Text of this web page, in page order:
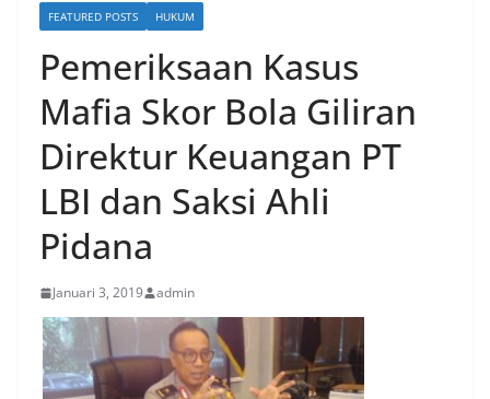
FEATURED POSTS HUKUM
Pemeriksaan Kasus
Mafia Skor Bola Giliran
Direktur Keuangan PT
LBI dan Saksi Ahli
Pidana
Januari 3, 2019 admin